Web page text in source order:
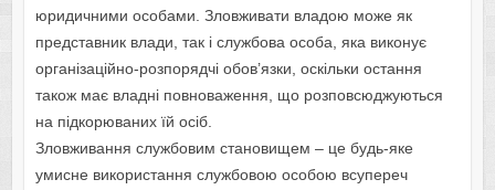
юридичними особами. Зловживати владою може як
представник влади, так і службова особа, яка виконує
організаційно-розпорядчі обов’язки, оскільки остання
також має владні повноваження, що розповсюджуються
на підкорюваних їй осіб.
Зловживання службовим становищем – це будь-яке
умисне використання службовою особою всупереч